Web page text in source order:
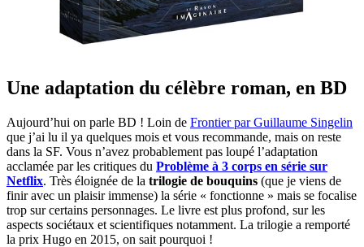
Une adaptation du célèbre roman, en BD
Aujourd’hui on parle BD ! Loin de Frontier par Guillaume Singelin
que j’ai lu il ya quelques mois et vous recommande, mais on reste
dans la SF. Vous n’avez probablement pas loupé l’adaptation
acclamée par les critiques du Problème à 3 corps en série sur
Netflix. Très éloignée de la trilogie de bouquins (que je viens de
finir avec un plaisir immense) la série « fonctionne » mais se focalise
trop sur certains personnages. Le livre est plus profond, sur les
aspects sociétaux et scientifiques notamment. La trilogie a remporté
la prix Hugo en 2015, on sait pourquoi !